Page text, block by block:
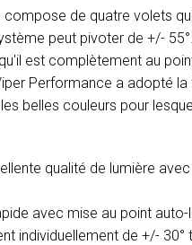
de quatre volets
peut pivoter de +/-
est complètement au
Performance a adopté
belles couleurs pour
qualité de lumière
avec mise au point auto-
individuellement de +/-